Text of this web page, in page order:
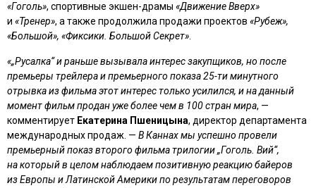
«Гоголь», спортивные экшен-драмы «Движение Вверх»
и «Тренер», а также продолжила продажи проектов «Рубеж»,
«Большой», «Фиксики. Большой Секрет».
«„Русалка“ и раньше вызывала интерес закупщиков, но после
премьеры трейлера и премьерного показа 25-ти минутного
отрывка из фильма этот интерес только усилился, и на данный
момент фильм продан уже более чем в 100 стран мира, —
комментирует Екатерина Пшеницына, директор департамента
международных продаж. — В Каннах мы успешно провели
премьерный показ второго фильма трилогии „Гоголь. Вий“,
на который в целом наблюдаем позитивную реакцию байеров
из Европы и Латинской Америки по результатам переговоров